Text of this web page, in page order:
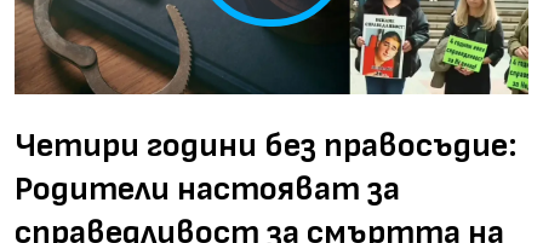
Video
Четири години без правосъдие:
Родители настояват за
справедливост за смъртта на